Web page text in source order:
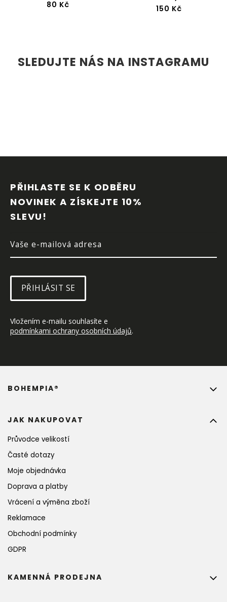
80 Kč 150 Kč
SLEDUJTE NÁS NA INSTAGRAMU
PŘIHLASTE SE K ODBĚRU
NOVINEK A ZÍSKEJTE 10%
SLEVU!
PŘIHLÁSIT SE
Vložením e-mailu souhlasíte e
podmínkami ochrany osobních údajů.
JAK NAKUPOVAT
Průvodce velikostí
Časté dotazy
Moje objednávka
Doprava a platby
Vrácení a výměna zboží
Reklamace
Obchodní podmínky
GDPR
BOHEMPIA®
KAMENNÁ PRODEJNA